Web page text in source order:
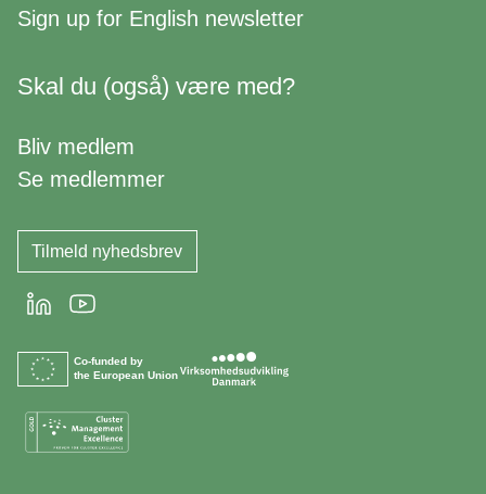
Sign up for English newsletter
Skal du (også) være med?
Bliv medlem
Se medlemmer
Tilmeld nyhedsbrev
LinkedInYoutube
Co-funded by
the European Union